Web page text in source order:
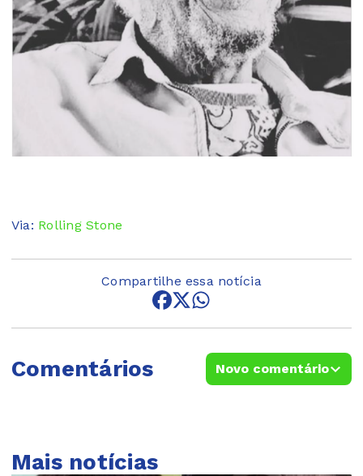
Via: Rolling Stone
Compartilhe essa notícia
Comentários Novo comentário
Mais notícias